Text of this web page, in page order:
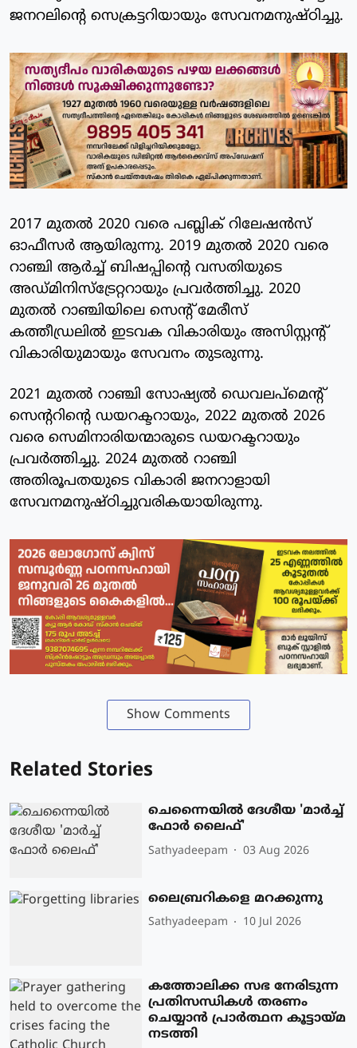
ജനറലിന്റെ സെക്രട്ടറിയായും സേവനമനുഷ്ഠിച്ചു.
2017 മുതൽ 2020 വരെ പബ്ലിക് റിലേഷൻസ്
ഓഫീസർ ആയിരുന്നു. 2019 മുതൽ 2020 വരെ
റാഞ്ചി ആർച്ച് ബിഷപ്പിന്റെ വസതിയുടെ
അഡ്മിനിസ്ട്രേറ്ററായും പ്രവർത്തിച്ചു. 2020
മുതൽ റാഞ്ചിയിലെ സെന്റ് മേരീസ്
കത്തീഡ്രലിൽ ഇടവക വികാരിയും അസിസ്റ്റന്റ്
വികാരിയുമായും സേവനം തുടരുന്നു.
2021 മുതൽ റാഞ്ചി സോഷ്യൽ ഡെവലപ്മെന്റ്
സെന്ററിന്റെ ഡയറക്ടറായും, 2022 മുതൽ 2026
വരെ സെമിനാരിയന്മാരുടെ ഡയറക്ടറായും
പ്രവർത്തിച്ചു. 2024 മുതൽ റാഞ്ചി
അതിരൂപതയുടെ വികാരി ജനറാളായി
സേവനമനുഷ്ഠിച്ചുവരികയായിരുന്നു.
Show Comments
Related Stories
ചെന്നൈയിൽ ദേശീയ 'മാർച്ച്
ഫോർ ലൈഫ്'
Sathyadeepam 03 Aug 2026
ലൈബ്രറികളെ മറക്കുന്നു
Sathyadeepam 10 Jul 2026
കത്തോലിക്ക സഭ നേരിടുന്ന
പ്രതിസന്ധികൾ തരണം
ചെയ്യാൻ പ്രാർത്ഥന കൂട്ടായ്മ
നടത്തി